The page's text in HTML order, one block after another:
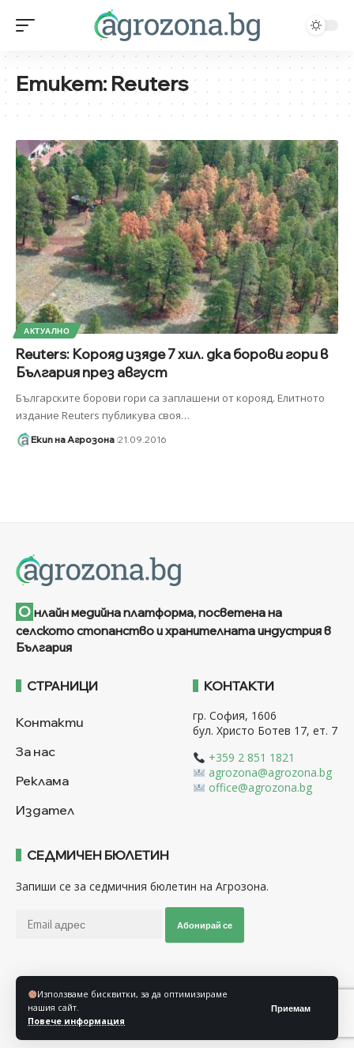
Използваме бисквитки, за да оптимизираме
нашия сайт.
Повече информация
Приемам
Етикет:Reuters
АКТУАЛНО
Reuters: Корояд изяде 7 хил. дка борови гори в
България през август
Българските борови гори са заплашени от корояд. Елитното
издание Reuters публикува своя…
Екип на Агрозона 21.09.2016
О нлайн медийна платформа, посветена на
селското стопанство и хранителната индустрия в
България
СТРАНИЦИ
Контакти
За нас
Реклама
Издател
КОНТАКТИ
гр. София, 1606
бул. Христо Ботев 17, ет. 7
+359 2 851 1821
agrozona@agrozona.bg
office@agrozona.bg
СЕДМИЧЕН БЮЛЕТИН
Запиши се за седмичния бюлетин на Агрозона.
Абонирай се
Последвайте ни